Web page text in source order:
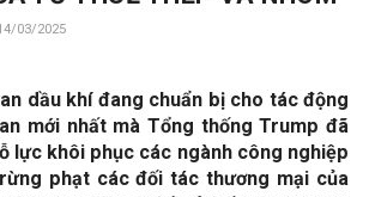
03/2025
dầu khí đang chuẩn bị cho tác động
mới nhất mà Tổng thống Trump đã
lực khôi phục các ngành công nghiệp
phạt các đối tác thương mại của